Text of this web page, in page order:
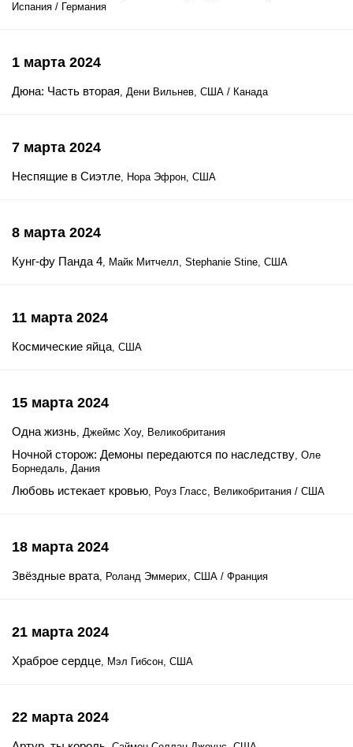
Испания / Германия
1 марта 2024
Дюна: Часть вторая, Дени Вильнев, США / Канада
7 марта 2024
Неспящие в Сиэтле, Нора Эфрон, США
8 марта 2024
Кунг-фу Панда 4, Майк Митчелл, Stephanie Stine, США
11 марта 2024
Космические яйца, США
15 марта 2024
Одна жизнь, Джеймс Хоу, Великобритания
Ночной сторож: Демоны передаются по наследству, Оле
Борнедаль, Дания
Любовь истекает кровью, Роуз Гласс, Великобритания / США
18 марта 2024
Звёздные врата, Роланд Эммерих, США / Франция
21 марта 2024
Храброе сердце, Мэл Гибсон, США
22 марта 2024